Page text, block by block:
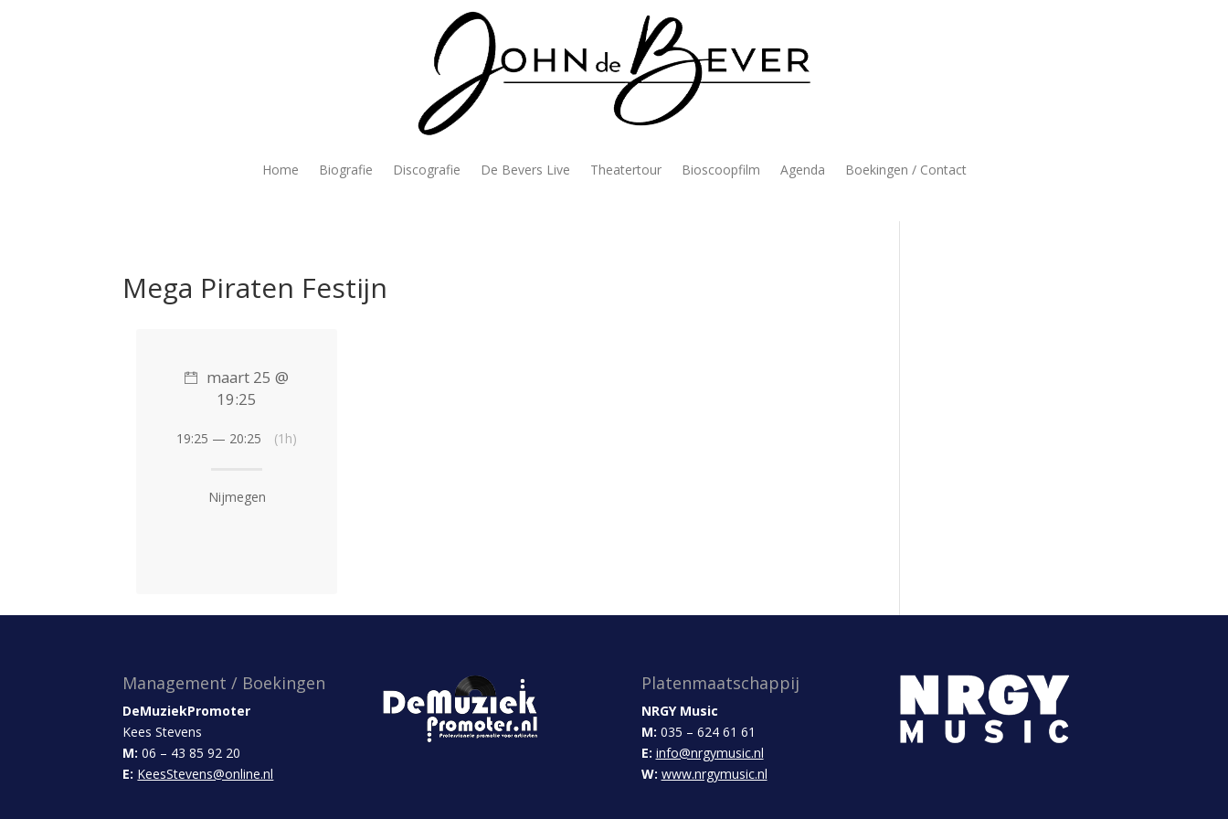
Home Biografie Discografie De Bevers Live Theatertour Bioscoopfilm Agenda Boekingen / Contact
Mega Piraten Festijn
maart 25 @
19:25
19:25 — 20:25 (1h)
Nijmegen
Management / Boekingen
DeMuziekPromoter
Kees Stevens
M: 06 – 43 85 92 20
E: KeesStevens@online.nl
Platenmaatschappij
NRGY Music
M: 035 – 624 61 61
E: info@nrgymusic.nl
W: www.nrgymusic.nl